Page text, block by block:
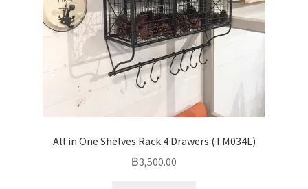
All in One Shelves Rack 4 Drawers (TM034L)
฿3,500.00